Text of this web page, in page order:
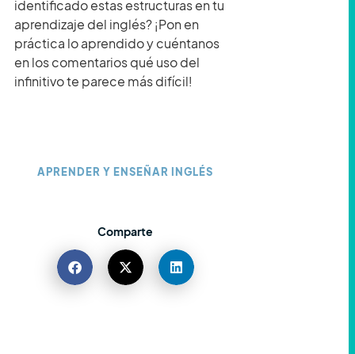
identificado estas estructuras en tu
aprendizaje del inglés? ¡Pon en
práctica lo aprendido y cuéntanos
en los comentarios qué uso del
infinitivo te parece más difícil!
APRENDER Y ENSEÑAR INGLÉS
Comparte